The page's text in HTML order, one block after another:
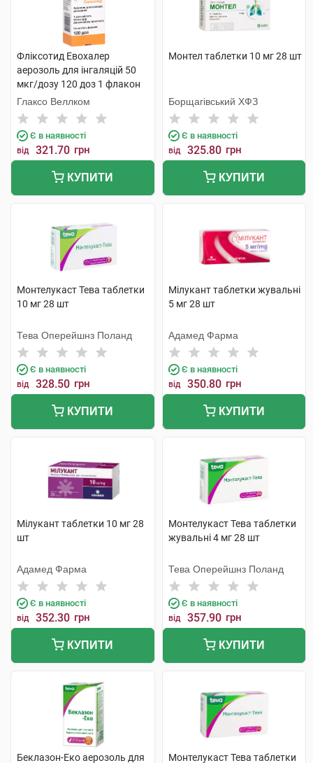
Фліксотид Евохалер
аерозоль для інгаляцій 50
мкг/дозу 120 доз 1 флакон
Глаксо Веллком
Є в наявності
від 321.70 грн
КУПИТИ
Монтел таблетки 10 мг 28 шт
Борщагівський ХФЗ
Є в наявності
від 325.80 грн
КУПИТИ
Монтелукаст Тева таблетки
10 мг 28 шт
Тева Оперейшнз Поланд
Є в наявності
від 328.50 грн
КУПИТИ
Мілукант таблетки жувальні
5 мг 28 шт
Адамед Фарма
Є в наявності
від 350.80 грн
КУПИТИ
Мілукант таблетки 10 мг 28
шт
Адамед Фарма
Є в наявності
від 352.30 грн
КУПИТИ
Монтелукаст Тева таблетки
жувальні 4 мг 28 шт
Тева Оперейшнз Поланд
Є в наявності
від 357.90 грн
КУПИТИ
Беклазон-Еко аерозоль для Монтелукаст Тева таблетки